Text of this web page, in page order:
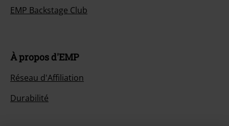
EMP Backstage Club
À propos d'EMP
Réseau d'Affiliation
Durabilité